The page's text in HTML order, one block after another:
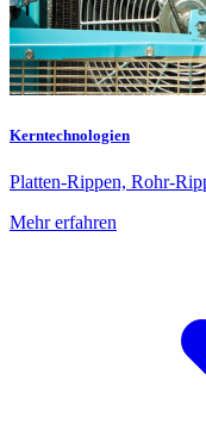
Kerntechnologien
Platten-Rippen, Rohr-
Mehr erfahren